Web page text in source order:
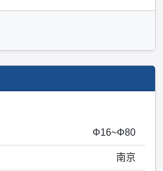
Φ16~Φ80
南京